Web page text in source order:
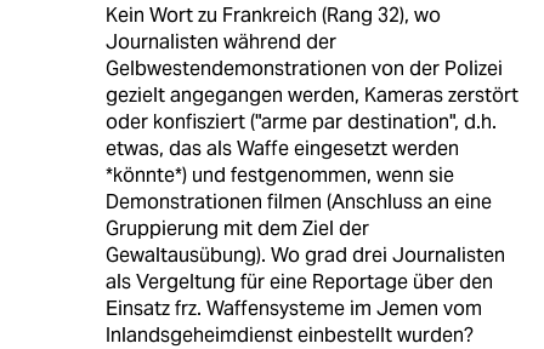
Kein Wort zu Frankreich (Rang 32), wo
Journalisten während der
Gelbwestendemonstrationen von der Polizei
gezielt angegangen werden, Kameras zerstört
oder konfisziert ("arme par destination", d.h.
etwas, das als Waffe eingesetzt werden
*könnte*) und festgenommen, wenn sie
Demonstrationen filmen (Anschluss an eine
Gruppierung mit dem Ziel der
Gewaltausübung). Wo grad drei Journalisten
als Vergeltung für eine Reportage über den
Einsatz frz. Waffensysteme im Jemen vom
Inlandsgeheimdienst einbestellt wurden?